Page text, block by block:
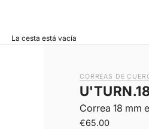
La cesta está vacía
CORREAS DE
Correa 18 mm
|Precio de oferta
€65.00